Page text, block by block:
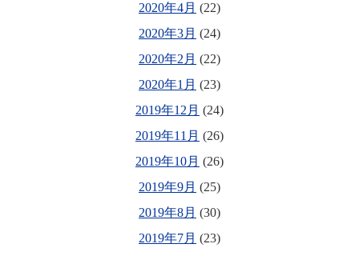
2020年4月 (22)
2020年3月 (24)
2020年2月 (22)
2020年1月 (23)
2019年12月 (24)
2019年11月 (26)
2019年10月 (26)
2019年9月 (25)
2019年8月 (30)
2019年7月 (23)